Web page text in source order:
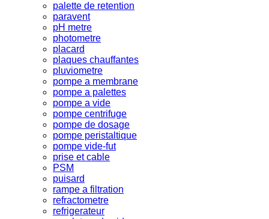
palette de retention
paravent
pH metre
photometre
placard
plaques chauffantes
pluviometre
pompe a membrane
pompe a palettes
pompe a vide
pompe centrifuge
pompe de dosage
pompe peristaltique
pompe vide-fut
prise et cable
PSM
puisard
rampe a filtration
refractometre
refrigerateur